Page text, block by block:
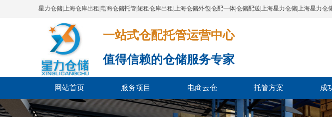
星力仓储|上海仓库出租|电商仓储托管|短租仓库出租|上海仓储外包|仓配一体|仓储配送|上海星力仓储|上海星力仓
一站式仓配托管运营中心​​​​​​​​​​​​​​​​​
值得信赖的仓储服务专家
网站首页 服务项目 电商云仓 托管方案 成